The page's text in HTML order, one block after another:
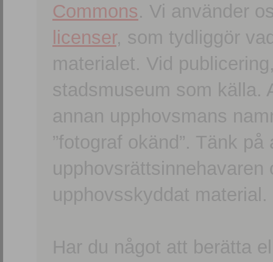
Commons. Vi använder
licenser, som tydliggör
materialet. Vid
stadsmuseum som källa.
annan upphovsmans
”fotograf okänd”. Tänk
upphovsskyddat material.
Har du något att berätta